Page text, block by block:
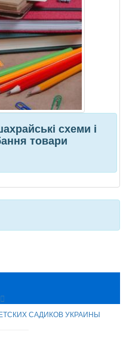
схеми і
товари
САДИКОВ УКРАИНЫ